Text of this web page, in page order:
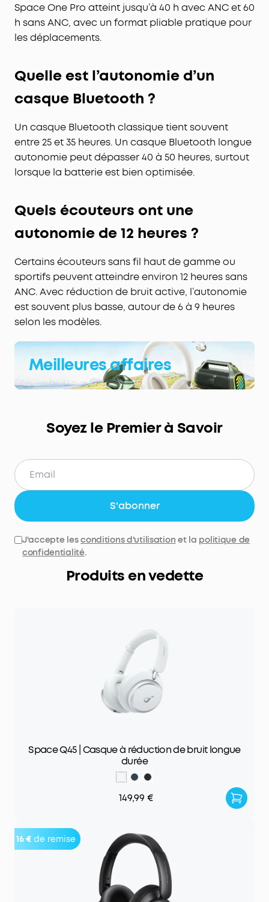
Space One Pro atteint jusqu’à 40 h avec ANC et 60
h sans ANC, avec un format pliable pratique pour
les déplacements.
Quelle est l’autonomie d’un
casque Bluetooth ?
Un casque Bluetooth classique tient souvent
entre 25 et 35 heures. Un casque Bluetooth longue
autonomie peut dépasser 40 à 50 heures, surtout
lorsque la batterie est bien optimisée.
Quels écouteurs ont une
autonomie de 12 heures ?
Certains écouteurs sans fil haut de gamme ou
sportifs peuvent atteindre environ 12 heures sans
ANC. Avec réduction de bruit active, l’autonomie
est souvent plus basse, autour de 6 à 9 heures
selon les modèles.
Meilleures affaires
Soyez le Premier à Savoir
S'abonner
J'accepte lesconditions d'utilisation et la politique de
confidentialité.
Produits en vedette
Space Q45 | Casque à réduction de bruit longue
durée
149,99 €
16 € de remise